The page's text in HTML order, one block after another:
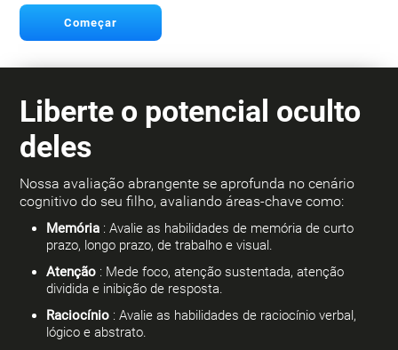
Começar
Liberte o potencial oculto
deles
Nossa avaliação abrangente se aprofunda no cenário
cognitivo do seu filho, avaliando áreas-chave como:
Memória : Avalie as habilidades de memória de curto
prazo, longo prazo, de trabalho e visual.
Atenção : Mede foco, atenção sustentada, atenção
dividida e inibição de resposta.
Raciocínio : Avalie as habilidades de raciocínio verbal,
lógico e abstrato.